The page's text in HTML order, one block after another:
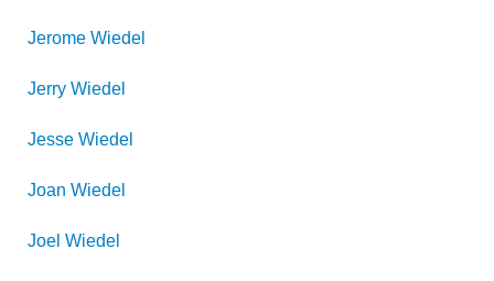
Jerome Wiedel
Jerry Wiedel
Jesse Wiedel
Joan Wiedel
Joel Wiedel